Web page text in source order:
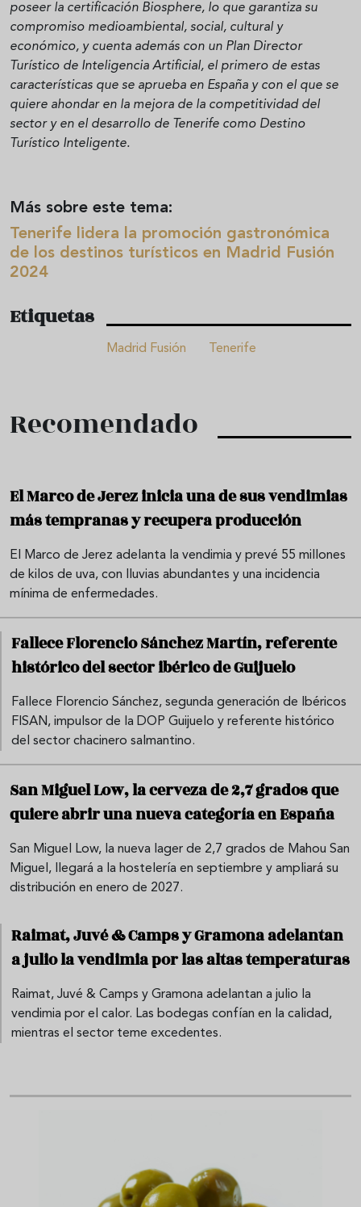
poseer la certificación Biosphere, lo que garantiza su
compromiso medioambiental, social, cultural y
económico, y cuenta además con un Plan Director
Turístico de Inteligencia Artificial, el primero de estas
características que se aprueba en España y con el que se
quiere ahondar en la mejora de la competitividad del
sector y en el desarrollo de Tenerife como Destino
Turístico Inteligente.
Más sobre este tema:
Tenerife lidera la promoción gastronómica
de los destinos turísticos en Madrid Fusión
2024
Etiquetas
Madrid Fusión Tenerife
Recomendado
El Marco de Jerez inicia una de sus vendimias
más tempranas y recupera producción
El Marco de Jerez adelanta la vendimia y prevé 55 millones
de kilos de uva, con lluvias abundantes y una incidencia
mínima de enfermedades.
Fallece Florencio Sánchez Martín, referente
histórico del sector ibérico de Guijuelo
Fallece Florencio Sánchez, segunda generación de Ibéricos
FISAN, impulsor de la DOP Guijuelo y referente histórico
del sector chacinero salmantino.
San Miguel Low, la cerveza de 2,7 grados que
quiere abrir una nueva categoría en España
San Miguel Low, la nueva lager de 2,7 grados de Mahou San
Miguel, llegará a la hostelería en septiembre y ampliará su
distribución en enero de 2027.
Raimat, Juvé & Camps y Gramona adelantan
a julio la vendimia por las altas temperaturas
Raimat, Juvé & Camps y Gramona adelantan a julio la
vendimia por el calor. Las bodegas confían en la calidad,
mientras el sector teme excedentes.